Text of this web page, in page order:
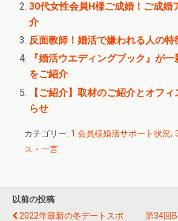
30代女性会員H様ご成婚！ご成婚
介
反面教師！婚活で嫌われる人の特
『婚活ウエディングブック』が
をご紹介
【ご紹介】取材のご紹介とオフ
らせ
カテゴリー: 1.会員様婚活サポート状況,
ス・一言
以前の投稿
2022年最新の冬デートスポ
第34回